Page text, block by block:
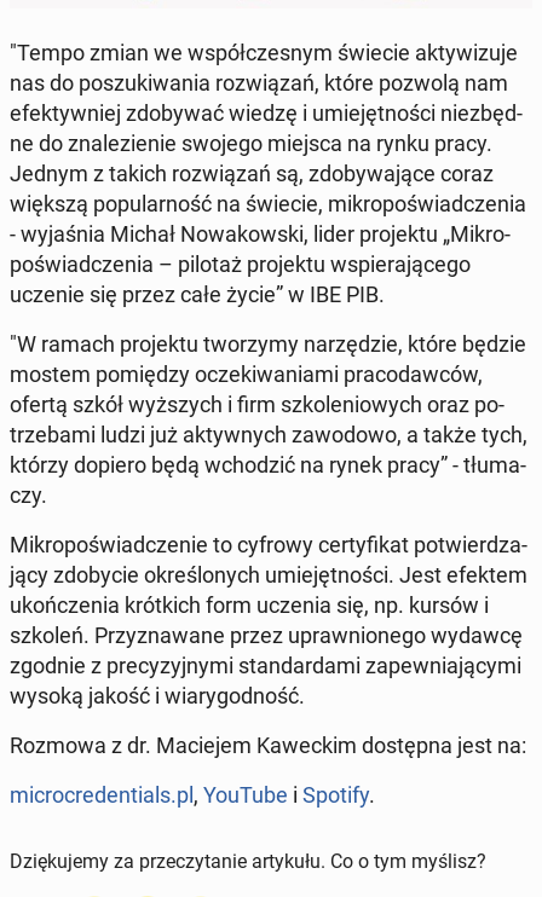
"Tempo zmian we współ­cze­snym świecie ak­ty­wi­zu­je
nas do po­szu­ki­wa­nia roz­wią­zań, które pozwolą nam
efek­tyw­niej zdo­by­wać wiedzę i umie­jęt­no­ści nie­zbęd­
ne do zna­le­zie­nie swojego miejsca na rynku pracy.
Jednym z takich roz­wią­zań są, zdo­by­wa­ją­ce coraz
większą po­pu­lar­ność na świecie, mi­kro­po­świad­cze­nia
- wy­ja­śnia Michał No­wa­kow­ski, lider pro­jek­tu „Mi­kro­
po­świad­cze­nia – pilotaż pro­jek­tu wspie­ra­ją­ce­go
uczenie się przez całe życie” w IBE PIB.
"W ramach pro­jek­tu two­rzy­my na­rzę­dzie, które będzie
mostem po­mię­dzy ocze­ki­wa­nia­mi pra­co­daw­ców,
ofertą szkół wyż­szych i firm szko­le­nio­wych oraz po­
trze­ba­mi ludzi już ak­tyw­nych za­wo­do­wo, a także tych,
którzy dopiero będą wcho­dzić na rynek pracy” - tłu­ma­
czy.
Mi­kro­po­świad­cze­nie to cyfrowy cer­ty­fi­kat po­twier­dza­
ją­cy zdo­by­cie okre­ślo­nych umie­jęt­no­ści. Jest efektem
ukoń­cze­nia krót­kich form uczenia się, np. kursów i
szkoleń. Przy­zna­wa­ne przez upraw­nio­ne­go wydawcę
zgodnie z pre­cy­zyj­ny­mi stan­dar­da­mi za­pew­nia­ją­cy­mi
wysoką jakość i wia­ry­god­ność.
Rozmowa z dr. Ma­cie­jem Ka­wec­kim do­stęp­na jest na:
mi­cro­cre­den­tials.pl , YouTube i Spotify.
Dziękujemy za przeczytanie artykułu. Co o tym myślisz?